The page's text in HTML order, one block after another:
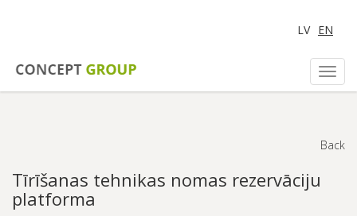
EN
LV
Back
Tīrīšanas tehnikas nomas rezervāciju
platforma